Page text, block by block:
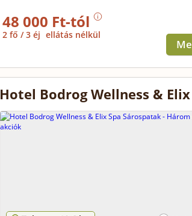
48 000 Ft-tól
2 fő / 3 éj ellátás nélkül
Hotel Bodrog Wellness &